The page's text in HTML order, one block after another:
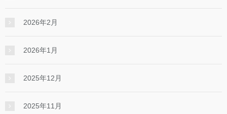
2026年2月
2026年1月
2025年12月
2025年11月